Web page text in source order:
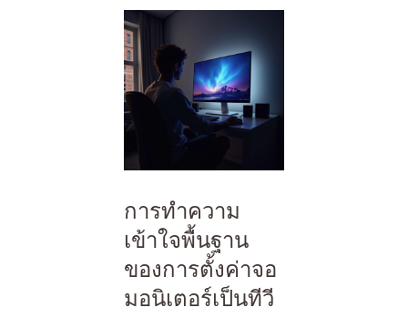
การทำความ
เข้าใจพื้นฐาน
ของการตั้งค่าจอ
มอนิเตอร์เป็นทีวี